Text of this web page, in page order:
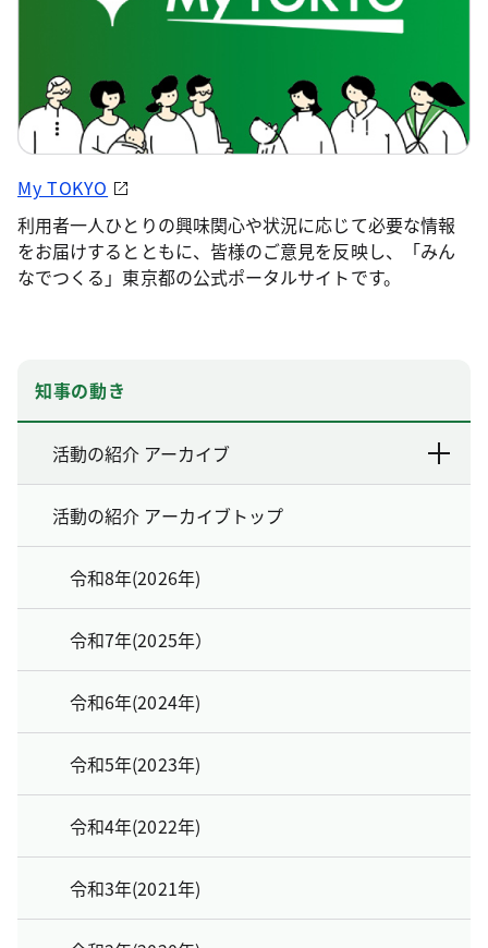
My TOKYO
利用者一人ひとりの興味関心や状況に応じて必要な情報
をお届けするとともに、皆様のご意見を反映し、「みん
なでつくる」東京都の公式ポータルサイトです。
知事の動き
活動の紹介 アーカイブ
活動の紹介 アーカイブトップ
令和8年(2026年)
令和7年(2025年）
令和6年(2024年)
令和5年(2023年)
令和4年(2022年)
令和3年(2021年)